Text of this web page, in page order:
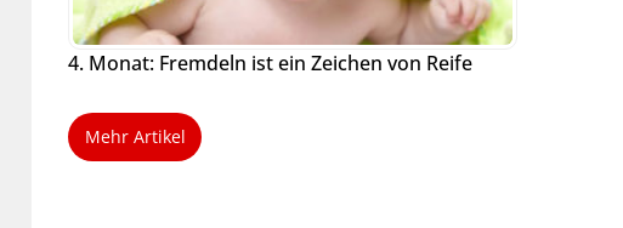
4. Monat: Fremdeln ist ein Zeichen von Reife
Mehr Artikel